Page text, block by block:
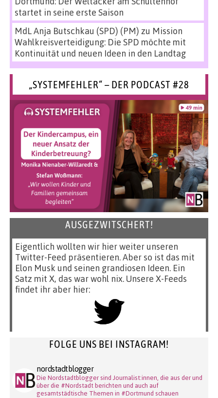
startet in seine erste Saison
MdL Anja Butschkau (SPD) (PM) zu Mission
Wahlkreisverteidigung: Die SPD möchte mit
Kontinuität und neuen Ideen in den Landtag
„SYSTEMFEHLER“ – DER PODCAST #28
AUSGEZWITSCHERT!
Eigentlich wollten wir hier weiter unseren
Twitter-Feed präsentieren. Aber so ist das mit
Elon Musk und seinen grandiosen Ideen. Ein
Satz mit X, das war wohl nix. Unsere X-Feeds
findet ihr aber hier:
FOLGE UNS BEI INSTAGRAM!
nordstadtblogger
Die Nordstadtblogger sind Journalist:innen, die aus der und
über die #Nordstadt berichten und auch auf
gesamtstädtische Themen in #Dortmund schauen